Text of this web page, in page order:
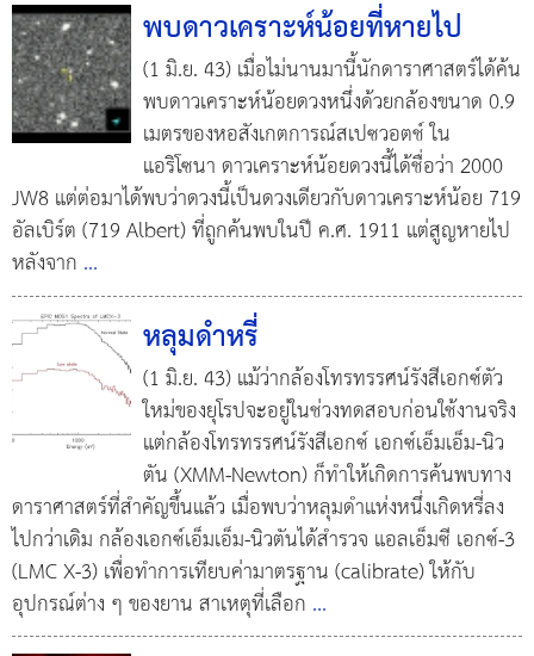
พบดาวเคราะห์น้อยที่หายไป
(1 มิ.ย. 43) เมื่อไม่นานมานี้นักดาราศาสตร์ได้ค้น
พบดาวเคราะห์น้อยดวงหนึ่งด้วยกล้องขนาด 0.9
เมตรของหอสังเกตการณ์สเปซวอตช์ ใน
แอริโซนา ดาวเคราะห์น้อยดวงนี้ได้ชื่อว่า 2000
JW8 แต่ต่อมาได้พบว่าดวงนี้เป็นดวงเดียวกับดาวเคราะห์น้อย 719
อัลเบิร์ต (719 Albert) ที่ถูกค้นพบในปี ค.ศ. 1911 แต่สูญหายไป
หลังจาก ...
หลุมดำหรี่
(1 มิ.ย. 43) แม้ว่ากล้องโทรทรรศน์รังสีเอกซ์ตัว
ใหม่ของยุโรปจะอยู่ในช่วงทดสอบก่อนใช้งานจริง
แต่กล้องโทรทรรศน์รังสีเอกซ์ เอกซ์เอ็มเอ็ม-นิว
ตัน (XMM-Newton) ก็ทำให้เกิดการค้นพบทาง
ดาราศาสตร์ที่สำคัญขึ้นแล้ว เมื่อพบว่าหลุมดำแห่งหนึ่งเกิดหรี่ลง
ไปกว่าเดิม กล้องเอกซ์เอ็มเอ็ม-นิวตันได้สำรวจ แอลเอ็มซี เอกซ์-3
(LMC X-3) เพื่อทำการเทียบค่ามาตรฐาน (calibrate) ให้กับ
อุปกรณ์ต่าง ๆ ของยาน สาเหตุที่เลือก ...